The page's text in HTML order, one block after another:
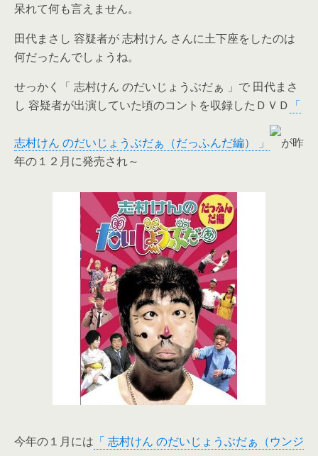
呆れて何も言えません。
田代まさし 容疑者が 志村けん さんに土下座をしたのは
何だったんでしょうね。
せっかく「 志村けん のだいじょうぶだぁ 」で 田代まさ
し 容疑者が出演していた頃のコントを収録したＤＶＤ 「
志村けん のだいじょうぶだぁ（だっふんだ編） 」
が昨
年の１２月に発売され～
今年の１月には 「 志村けん のだいじょうぶだぁ（ウンジ